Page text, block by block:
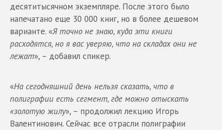
десятитысячном экземпляре. После этого было
напечатано еще 30 000 книг, но в более дешевом
варианте. «Я точно не знаю, куда эти книги
расходятся, но я вас уверяю, что на складах они не
лежат», – добавил спикер.
«На сегодняшний день нельзя сказать, что в
полиграфии есть сегмент, где можно отыскать
«золотую жилу», – продолжил лекцию Игорь
Валентинович. Сейчас все отрасли полиграфии